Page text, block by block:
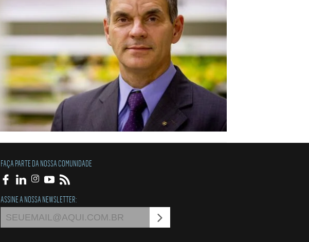
FAÇA PARTE DA NOSSA COMUNIDADE
ASSINE A NOSSA NEWSLETTER: